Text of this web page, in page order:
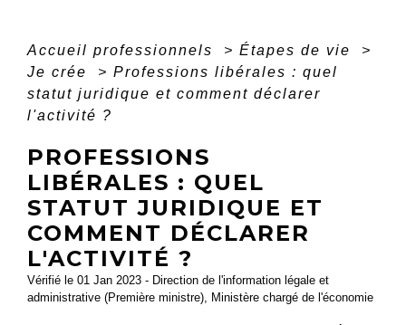
Accueil professionnels > Étapes de vie
>
Je crée
> Professions libérales : quel
statut juridique et comment déclarer
l'activité ?
PROFESSIONS
LIBÉRALES : QUEL
STATUT JURIDIQUE ET
COMMENT DÉCLARER
L'ACTIVITÉ ?
Vérifié le 01 Jan 2023 - Direction de l'information légale et
administrative (Première ministre), Ministère chargé de l'économie